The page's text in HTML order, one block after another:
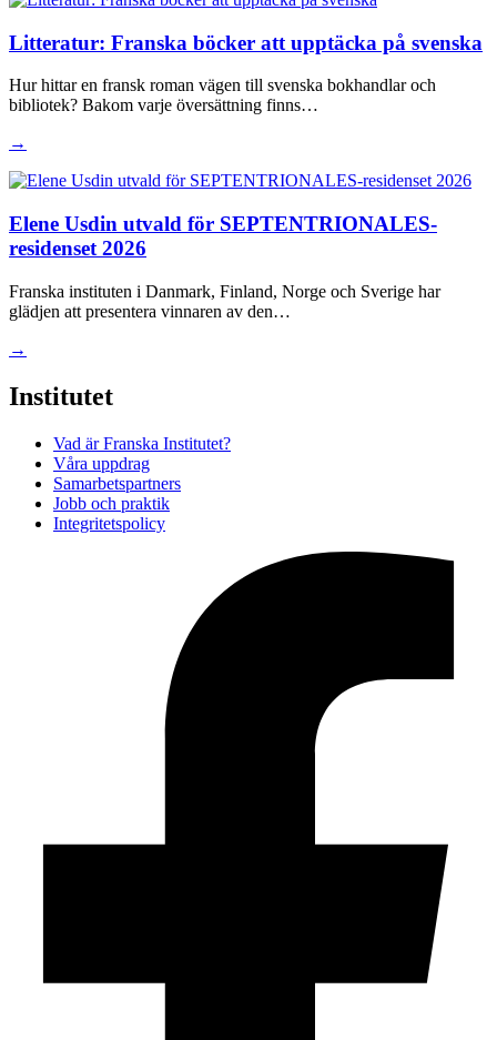
Litteratur: Franska böcker att upptäcka på svenska
Hur hittar en fransk roman vägen till svenska bokhandlar och
bibliotek? Bakom varje översättning finns…
→
Elene Usdin utvald för SEPTENTRIONALES-
residenset 2026
Franska instituten i Danmark, Finland, Norge och Sverige har
glädjen att presentera vinnaren av den…
→
Institutet
Vad är Franska Institutet?
Våra uppdrag
Samarbetspartners
Jobb och praktik
Integritetspolicy